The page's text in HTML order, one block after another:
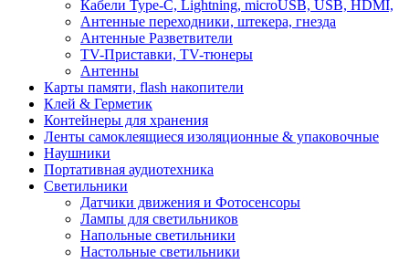
Кабели Type-C, Lightning, microUSB, USB, HDMI,
Антенные переходники, штекера, гнезда
Антенные Разветвители
TV-Приставки, TV-тюнеры
Антенны
Карты памяти, flash накопители
Клей & Герметик
Контейнеры для хранения
Ленты самоклеящиеся изоляционные & упаковочные
Наушники
Портативная аудиотехника
Светильники
Датчики движения и Фотосенсоры
Лампы для светильников
Напольные светильники
Настольные светильники